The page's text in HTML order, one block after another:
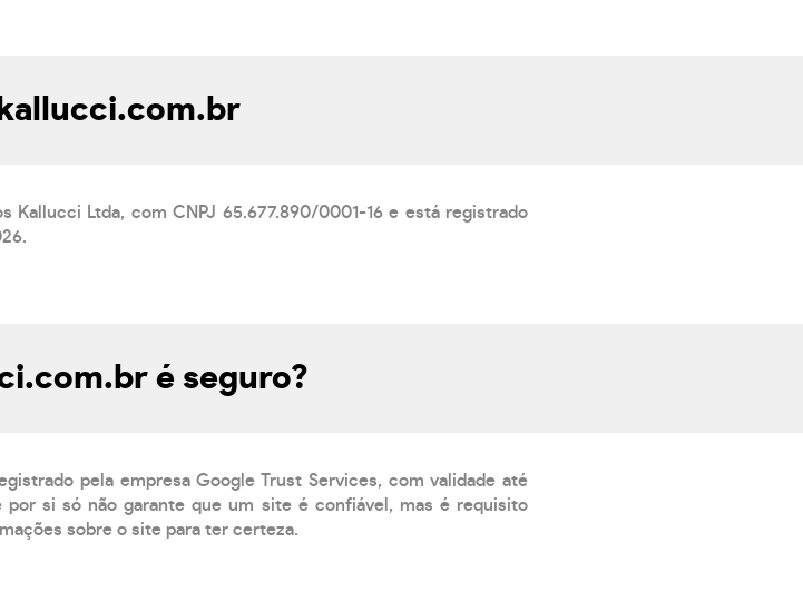
Ltda, com CNPJ 65.677.890/0001-16 e está registrado
é seguro?
pela empresa Google Trust Services, com validade até
si só não garante que um site é confiável, mas é requisito
sobre o site para ter certeza.